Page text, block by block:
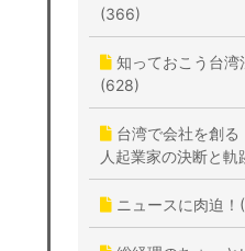
(366)
知っておこう台湾
(628)
台湾で会社を創
人起業家の決断と軌
ニュースに肉迫！